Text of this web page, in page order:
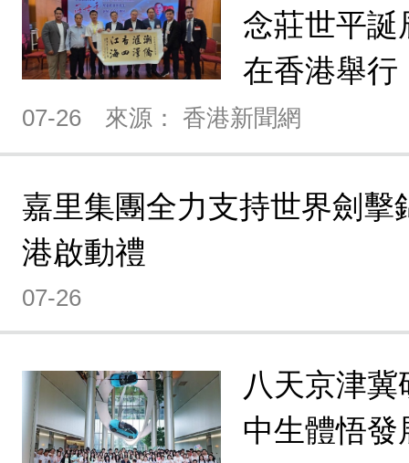
念莊世平誕
在香港舉行
07-26 來源： 香港新聞網
嘉里集團全力支持世界劍擊
港啟動禮
07-26
八天京津
中生體悟發